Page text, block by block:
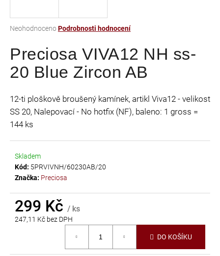
Průměrné
produktu
je
0,0
hvězdiček.
NeohodnocenoPodrobnosti hodnocení
Preciosa VIVA12 NH ss-
20 Blue Zircon AB
12-ti ploškově broušený kamínek, artikl Viva12 - velikost
SS 20, Nalepovací - No hotfix (NF), baleno: 1 gross =
144 ks
Skladem
Kód: 5PRVIVNH/60230AB/20
Značka: Preciosa
299 Kč / ks
247,11 Kč bez DPH
DO KOŠÍKU
j
t
?
HLEDAT
D
o
p
u